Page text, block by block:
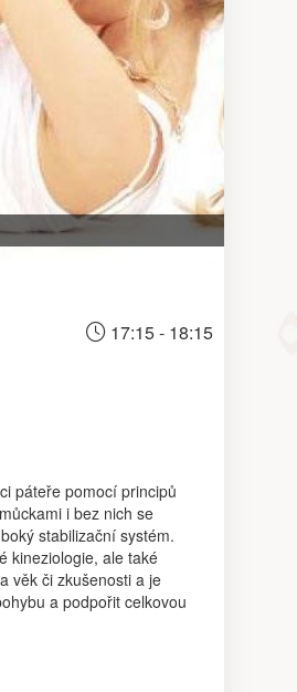
17:15 - 18:15
páteře pomocí principů
i bez nich se
stabilizační systém.
kineziologie, ale také
věk či zkušenosti a je
a podpořit celkovou